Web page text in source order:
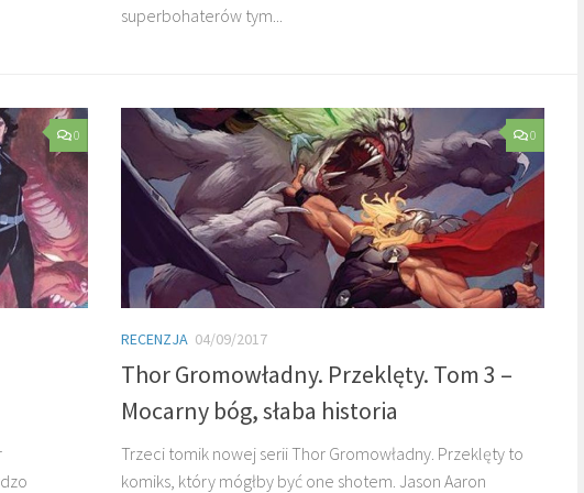
superbohaterów tym...
0 0
RECENZJA 04/09/2017
Thor Gromowładny. Przeklęty. Tom 3 –
Mocarny bóg, słaba historia
Trzeci tomik nowej serii Thor Gromowładny. Przeklęty to
komiks, który mógłby być one shotem. Jason Aaron